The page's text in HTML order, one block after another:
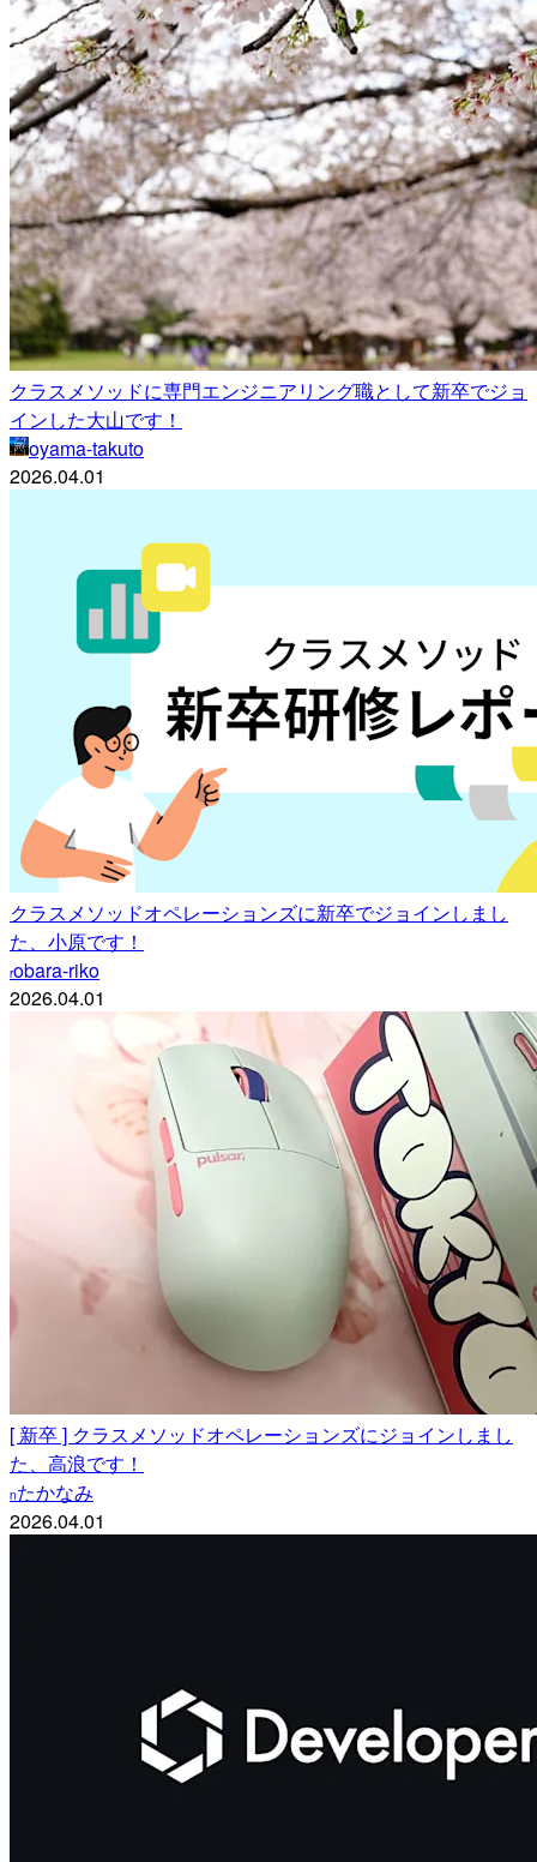
クラスメソッドに専門エンジニアリング職として新卒でジョ
インした大山です！
oyama-takuto
2026.04.01
クラスメソッドオペレーションズに新卒でジョインしまし
た、小原です！
robara-riko
2026.04.01
[ 新卒 ] クラスメソッドオペレーションズにジョインしまし
た、高浪です！
nたかなみ
2026.04.01